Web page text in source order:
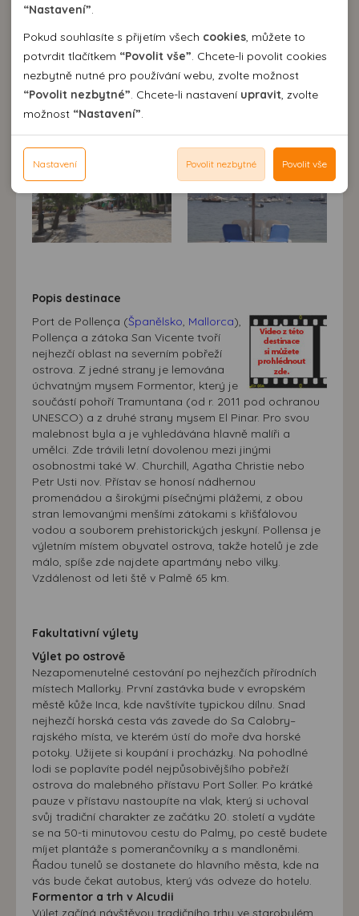
Popis destinace
Port de Pollença (Španělsko, Mallorca),
Pollença a zátoka San Vicente tvoří
nejhezčí oblast na severním pobřeží
ostrova. Z jedné strany je lemována
úchvatným mysem Formentor, který je
součástí pohoří Tramuntana (od r. 2011 pod ochranou
UNESCO) a z druhé strany mysem El Pinar. Pro svou
malebnost byla a je vyhledávána hlavně malíři a
umělci. Zde trávili letní dovolenou mezi jinými
osobnostmi také W. Churchill, Agatha Christie nebo
Petr Usti nov. Přístav se honosí nádhernou
promenádou a širokými písečnými plážemi, z obou
stran lemovanými menšími zátokami s křišťálovou
vodou a souborem prehistorických jeskyní. Pollensa je
výletním místem obyvatel ostrova, takže hotelů je zde
málo, spíše zde najdete apartmány nebo vilky.
Vzdálenost od leti ště v Palmě 65 km.
Fakultativní výlety
Výlet po ostrově
Nezapomenutelné cestování po nejhezčích přírodních
místech Mallorky. První zastávka bude v evropském
městě kůže Inca, kde navštívíte typickou dílnu. Snad
nejhezčí horská cesta vás zavede do Sa Calobry–
rajského místa, ve kterém ústí do moře dva horské
potoky. Užijete si koupání i procházky. Na pohodlné
lodi se poplavíte podél nejpůsobivějšího pobřeží
ostrova do malebného přístavu Port Soller. Po krátké
pauze v přístavu nastoupíte na vlak, který si uchoval
svůj tradiční charakter ze začátku 20. století a vydáte
se na 50-ti minutovou cestu do Palmy, po cestě budete
míjet plantáže s pomerančovníky a s mandloněmi.
Řadou tunelů se dostanete do hlavního města, kde na
vás bude čekat autobus, který vás odveze do hotelu.
Formentor a trh v Alcudii
Výlet začíná návštěvou tradičního trhu ve starobylém
“Nastavení”.
Pokud souhlasíte s přijetím všech cookies, můžete to
potvrdit tlačítkem “Povolit vše”. Chcete-li povolit cookies
nezbytně nutné pro používání webu, zvolte možnost
“Povolit nezbytné”. Chcete-li nastavení upravit, zvolte
možnost “Nastavení”.
Nastavení Povolit vše
Povolit nezbytné
cookies.
Analytické cookies
Pomocí analytických cookies můžeme měřit návštěvnost
našeho webu, zdroje návštěv, výkon reklam a také jejich
dosah. Takto získaná data zpracováváme anonymně bez
vazby na konkrétního uživatele našeho webu. Bez vašeho
souhlasu s používáním analytických cookies, ztrácíme
možnost analýzy výkonu a optimalizace našeho webu.
Personální cookies
Personalizační soubory cookies nám umožňují přizpůsobit
souhlasu může dojít mj. k zobrazování informací
neodpovídající Vaším potřebám, méně užitečné nabídce či
doporučení.
Reklamní cookies používáme my nebo třetí strana k
zobrazování relevantní reklamy nebo obsahu jak na
našem webu, tak na webech třetích stran. Díky tomu
máme možnost vytvářet profily založené na Vašich
zájmech. Na základě těchto informací není zpravidla
přizpůsobených Vašim zájmům.